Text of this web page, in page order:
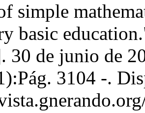
simple
basic
30 de junio de
3104 -.